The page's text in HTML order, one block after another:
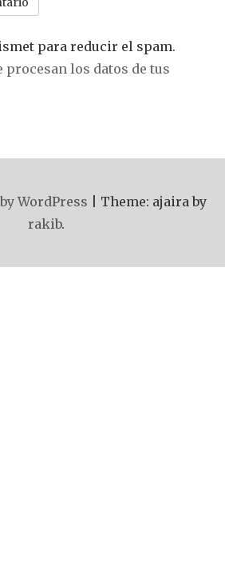
para reducir el spam.
procesan los datos de tus
WordPress
Theme: ajaira by
rakib.